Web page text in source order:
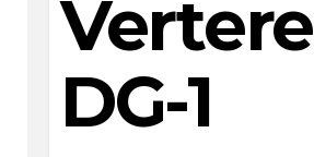
Vertere
DG-1